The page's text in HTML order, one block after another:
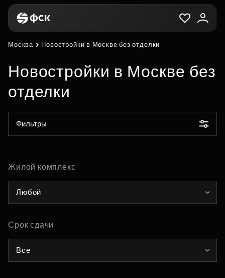
Москва Новостройки в Москве без отделки
Новостройки в Москве без
отделки
Фильтры
Жилой комплекс
Любой
Срок сдачи
Все